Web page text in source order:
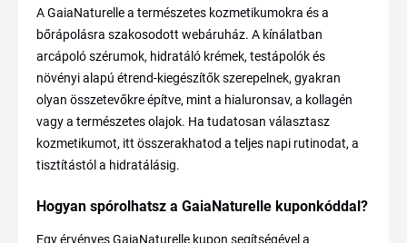
A GaiaNaturelle a természetes kozmetikumokra és a
bőrápolásra szakosodott webáruház. A kínálatban
arcápoló szérumok, hidratáló krémek, testápolók és
növényi alapú étrend-kiegészítők szerepelnek, gyakran
olyan összetevőkre építve, mint a hialuronsav, a kollagén
vagy a természetes olajok. Ha tudatosan választasz
kozmetikumot, itt összerakhatod a teljes napi rutinodat, a
tisztítástól a hidratálásig.
Hogyan spórolhatsz a GaiaNaturelle kuponkóddal?
Egy érvényes GaiaNaturelle kupon segítségével a